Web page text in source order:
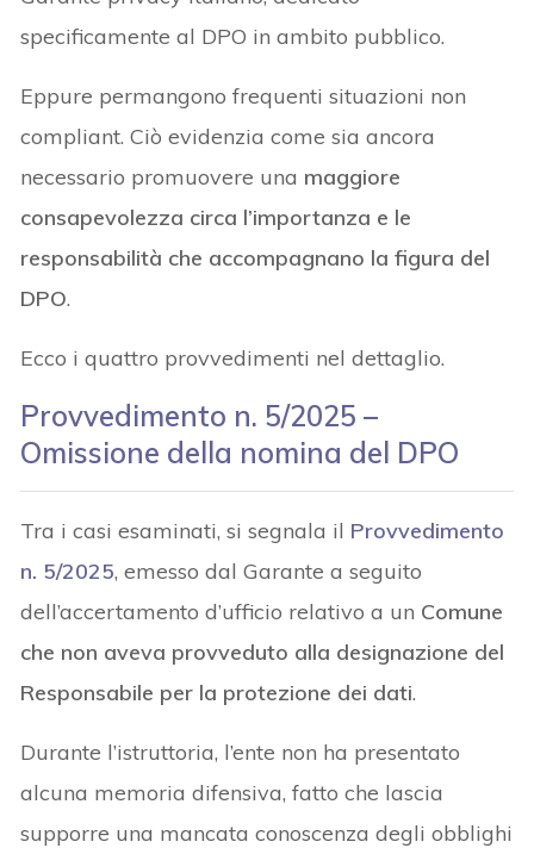
specificamente al DPO in ambito pubblico.
Eppure permangono frequenti situazioni non
compliant. Ciò evidenzia come sia ancora
necessario promuovere una maggiore
consapevolezza circa l’importanza e le
responsabilità che accompagnano la figura del
DPO.
Ecco i quattro provvedimenti nel dettaglio.
Provvedimento n. 5/2025 –
Omissione della nomina del DPO
Tra i casi esaminati, si segnala il Provvedimento
n. 5/2025, emesso dal Garante a seguito
dell’accertamento d’ufficio relativo a un Comune
che non aveva provveduto alla designazione del
Responsabile per la protezione dei dati.
Durante l’istruttoria, l’ente non ha presentato
alcuna memoria difensiva, fatto che lascia
supporre una mancata conoscenza degli obblighi